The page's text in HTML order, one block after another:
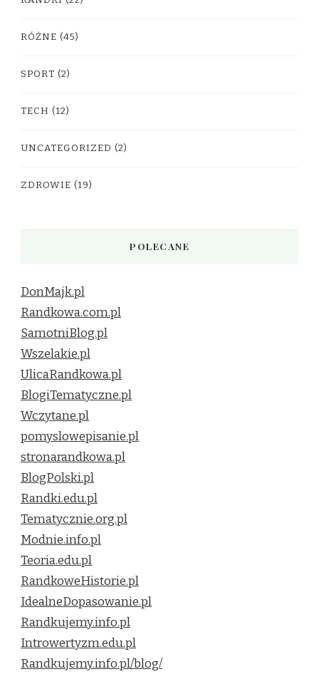
RÓŻNE (45)
SPORT (2)
TECH (12)
UNCATEGORIZED (2)
ZDROWIE (19)
POLECANE
DonMajk.pl
Randkowa.com.pl
SamotniBlog.pl
Wszelakie.pl
UlicaRandkowa.pl
BlogiTematyczne.pl
Wczytane.pl
pomyslowepisanie.pl
stronarandkowa.pl
BlogPolski.pl
Randki.edu.pl
Tematycznie.org.pl
Modnie.info.pl
Teoria.edu.pl
RandkoweHistorie.pl
IdealneDopasowanie.pl
Randkujemy.info.pl
Introwertyzm.edu.pl
Randkujemy.info.pl/blog/